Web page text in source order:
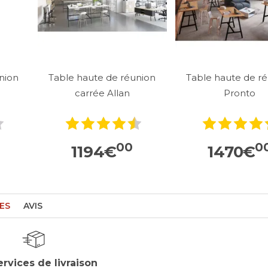
Table haute de réunion
carrée Allan
1194€00
Table haute de
Pronto
1470€
AVIS
de livraison